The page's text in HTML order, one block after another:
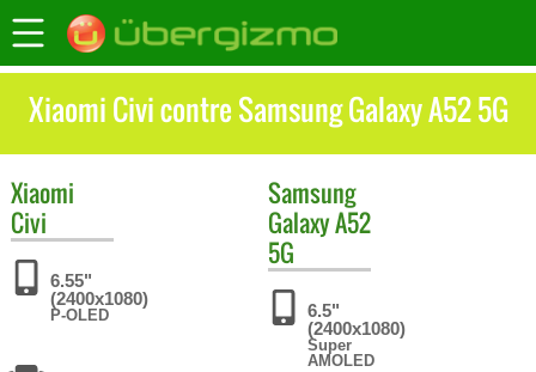
Xiaomi Civi contre Samsung Galaxy A52 5G
Xiaomi
Civi
6.55"
(2400x1080)
P-OLED
Samsung
Galaxy A52
5G
6.5"
(2400x1080)
Super
AMOLED